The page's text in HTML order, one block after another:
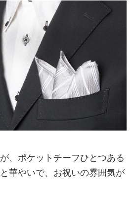
、ポケットチーフひとつある
華やいで、お祝いの雰囲気が